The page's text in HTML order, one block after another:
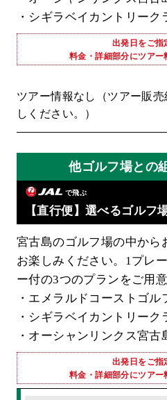
・シギラベイカントリーク
出発日をご指
料金・詳細部分にツアー
ツアー情報なし（ツアー販
しください。）
他ゴルフ場との
で飛ぶ
【直行便】選べるゴルフ
宮古島のゴルフ場の中から
お楽しみください。1プレ
ー付の3つのプランをご用
・エメラルドコーストゴル
・シギラベイカントリーク
・オーシャンリンクス宮古
出発日をご指
料金・詳細部分にツアー